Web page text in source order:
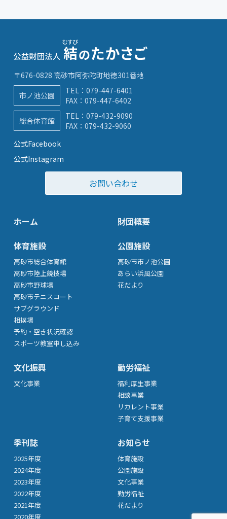
〒676-0828 高砂市阿弥陀町地徳301番地
市ノ池公園
TEL： 079-447-6401
FAX：079-447-6402
総合体育館
TEL： 079-432-9090
FAX：079-432-9060
公式Facebook
公式Instagram
お問い合わせ
ホーム
財団概要
体育施設
高砂市総合体育館
高砂市陸上競技場
高砂市野球場
高砂市テニスコート
サブグラウンド
相撲場
予約・空き状況確認
スポーツ教室申し込み
公園施設
高砂市市ノ池公園
あらい浜風公園
花だより
文化振興
文化事業
勤労福祉
福利厚生事業
相談事業
リカレント事業
子育て支援事業
季刊誌
2025年度
2024年度
2023年度
2022年度
2021年度
2020年度
お知らせ
体育施設
公園施設
文化事業
勤労福祉
花だより